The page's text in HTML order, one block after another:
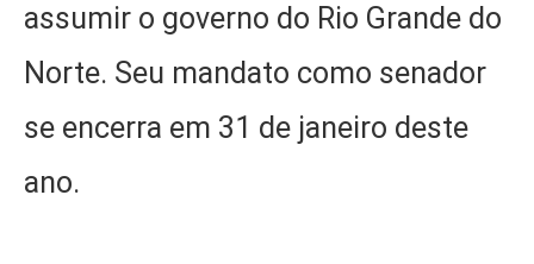
assumir o governo do Rio Grande do
Norte. Seu mandato como senador
se encerra em 31 de janeiro deste
ano.